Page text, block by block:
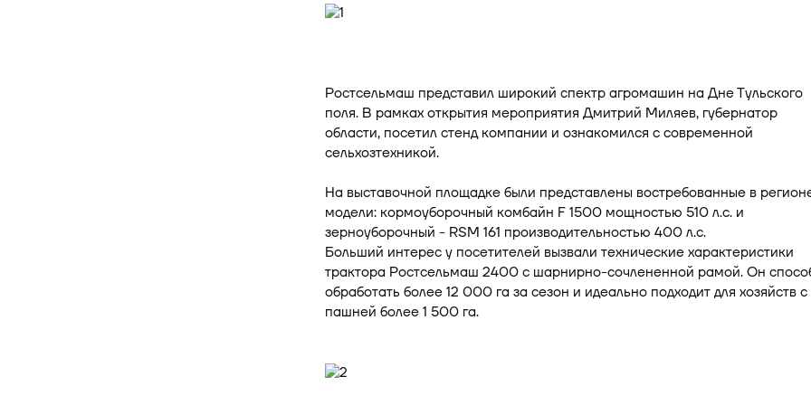
Ростсельмаш представил широкий спектр агромашин на Дне Тульского
поля. В рамках открытия мероприятия Дмитрий Миляев, губернатор
области, посетил стенд компании и ознакомился с современной
сельхозтехникой.
На выставочной площадке были представлены востребованные в
модели: кормоуборочный комбайн F 1500 мощностью 510 л.с. и
зерноуборочный - RSM 161 производительностью 400 л.с.
Больший интерес у посетителей вызвали технические характеристики
трактора Ростсельмаш 2400 с шарнирно-сочлененной рамой. Он
обработать более 12 000 га за сезон и идеально подходит для хозяйств с
пашней более 1 500 га.